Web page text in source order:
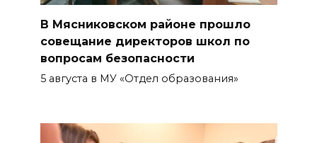
В Мясниковском районе прошло
совещание директоров школ по
вопросам безопасности
5 августа в МУ «Отдел образования»